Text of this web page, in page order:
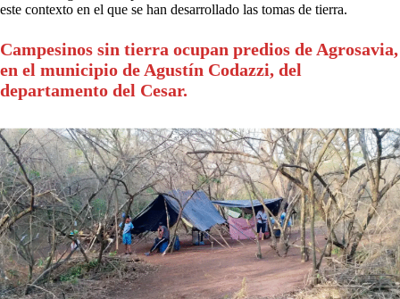
este contexto en el que se han desarrollado las tomas de tierra.
Campesinos sin tierra ocupan predios de Agrosavia,
en el municipio de Agustín Codazzi, del
departamento del Cesar.